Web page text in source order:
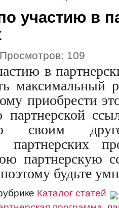
участию в
109
в
максимальный
приобрести
партнерской
своим
партнерскую
будьте
Каталог статей